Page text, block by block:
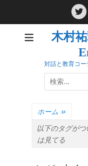
木村
対話と教育コ
検
索:
ホーム »
以下のタグがつ
は見てる